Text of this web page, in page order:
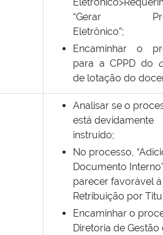
“Gerar
Eletrônico”;
Encaminhar o
para a CPPD do
de lotação do
Analisar se o
está devidamente
instruído;
No processo,
Documento
parecer favorável à
Retribuição por
Encaminhar o
Diretoria de Gestão